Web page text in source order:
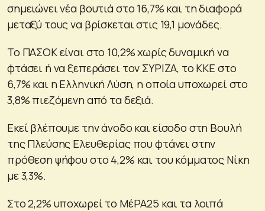
σημειώνει νέα βουτιά στο 16,7% και τη διαφορά
μεταξύ τους να βρίσκεται στις 19,1 μονάδες.
Το ΠΑΣΟΚ είναι στο 10,2% χωρίς δυναμική να
φτάσει ή να ξεπεράσει τον ΣΥΡΙΖΑ, το ΚΚΕ στο
6,7% και η Ελληνική Λύση, η οποία υποχωρεί στο
3,8% πιεζόμενη από τα δεξιά.
Εκεί βλέπουμε την άνοδο και είσοδο στη Βουλή
της Πλεύσης Ελευθερίας που φτάνει στην
πρόθεση ψήφου στο 4,2% και του κόμματος Νίκη
με 3,3%.
Στο 2,2% υποχωρεί το ΜέΡΑ25 και τα λοιπά